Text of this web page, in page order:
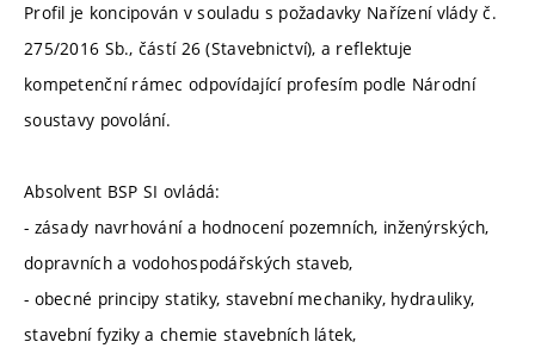
Profil je koncipován v souladu s požadavky Nařízení vlády č.
275/2016 Sb., částí 26 (Stavebnictví), a reflektuje
kompetenční rámec odpovídající profesím podle Národní
soustavy povolání.
Absolvent BSP SI ovládá:
- zásady navrhování a hodnocení pozemních, inženýrských,
dopravních a vodohospodářských staveb,
- obecné principy statiky, stavební mechaniky, hydrauliky,
stavební fyziky a chemie stavebních látek,